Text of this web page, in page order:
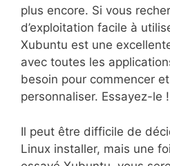
plus encore. Si vous
d’exploitation facile à
Xubuntu est une
avec toutes les
besoin pour commencer
personnaliser. Essayez-le !
Il peut être difficile de
Linux installer, mais une